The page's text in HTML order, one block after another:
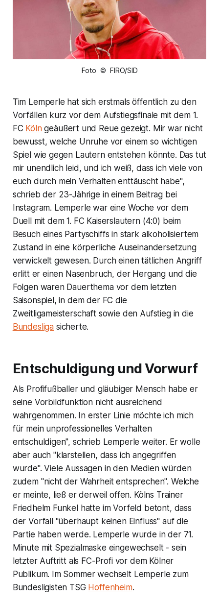
Foto © FIRO/SID
Tim Lemperle hat sich erstmals öffentlich zu den
Vorfällen kurz vor dem Aufstiegsfinale mit dem 1.
FC Kölngeäußert und Reue gezeigt. Mir war nicht
bewusst, welche Unruhe vor einem so wichtigen
Spiel wie gegen Lautern entstehen könnte. Das tut
mir unendlich leid, und ich weiß, dass ich viele von
euch durch mein Verhalten enttäuscht habe",
schrieb der 23-Jährige in einem Beitrag bei
Instagram. Lemperle war eine Woche vor dem
Duell mit dem 1. FC Kaiserslautern (4:0) beim
Besuch eines Partyschiffs in stark alkoholisiertem
Zustand in eine körperliche Auseinandersetzung
verwickelt gewesen. Durch einen tätlichen Angriff
erlitt er einen Nasenbruch, der Hergang und die
Folgen waren Dauerthema vor dem letzten
Saisonspiel, in dem der FC die
Zweitligameisterschaft sowie den Aufstieg in die
Bundesliga sicherte.
Entschuldigung und Vorwurf
Als Profifußballer und gläubiger Mensch habe er
seine Vorbildfunktion nicht ausreichend
wahrgenommen. In erster Linie möchte ich mich
für mein unprofessionelles Verhalten
entschuldigen", schrieb Lemperle weiter. Er wolle
aber auch "klarstellen, dass ich angegriffen
wurde". Viele Aussagen in den Medien würden
zudem "nicht der Wahrheit entsprechen". Welche
er meinte, ließ er derweil offen. Kölns Trainer
Friedhelm Funkel hatte im Vorfeld betont, dass
der Vorfall "überhaupt keinen Einfluss" auf die
Partie haben werde. Lemperle wurde in der 71.
Minute mit Spezialmaske eingewechselt - sein
letzter Auftritt als FC-Profi vor dem Kölner
Publikum. Im Sommer wechselt Lemperle zum
Bundesligisten TSG Hoffenheim.